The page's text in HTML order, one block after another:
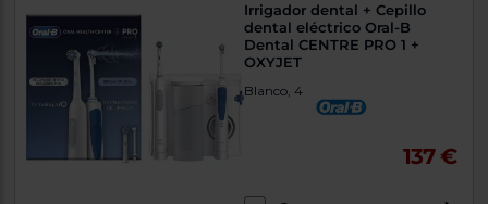
Irrigador dental + Cepillo
dental eléctrico Oral-B
Dental CENTRE PRO 1 +
OXYJET
Blanco, 4
137 €